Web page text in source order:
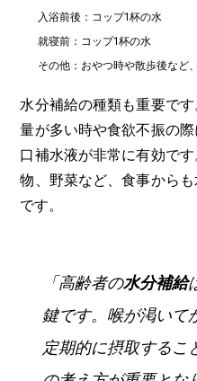
入浴前後：コップ1杯の水
就寝前：コップ1杯の水
その他：おやつ時や散歩後など
水分補給の種類も重要で
量が多い時や食欲不振の
口補水液が非常に有効で
物、野菜など、食事から
です。
「高齢者の水分補給
鍵です。喉が渇いて
定期的に摂取するこ